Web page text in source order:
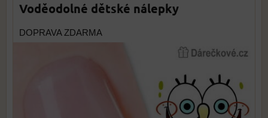
Voděodolné dětské nálepky
DOPRAVA ZDARMA